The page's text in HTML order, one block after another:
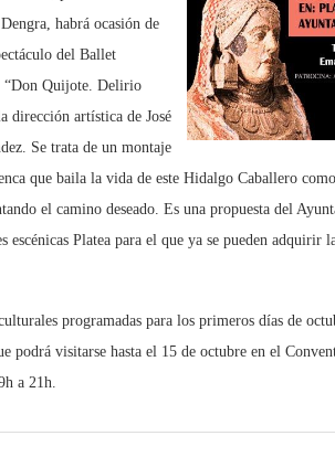
habrá ocasión de
del Ballet
“Don Quijote. Delirio
dirección artística de José
Se trata de un montaje
que baila la vida de este Hidalgo Caballero
el camino deseado. Es una propuesta del
escénicas Platea para el que ya se pueden adquirir
programadas para los primeros días de
podrá visitarse hasta el 15 de octubre en el
a 21h.